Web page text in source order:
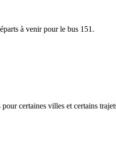
à venir pour le bus 151.
certaines villes et certains